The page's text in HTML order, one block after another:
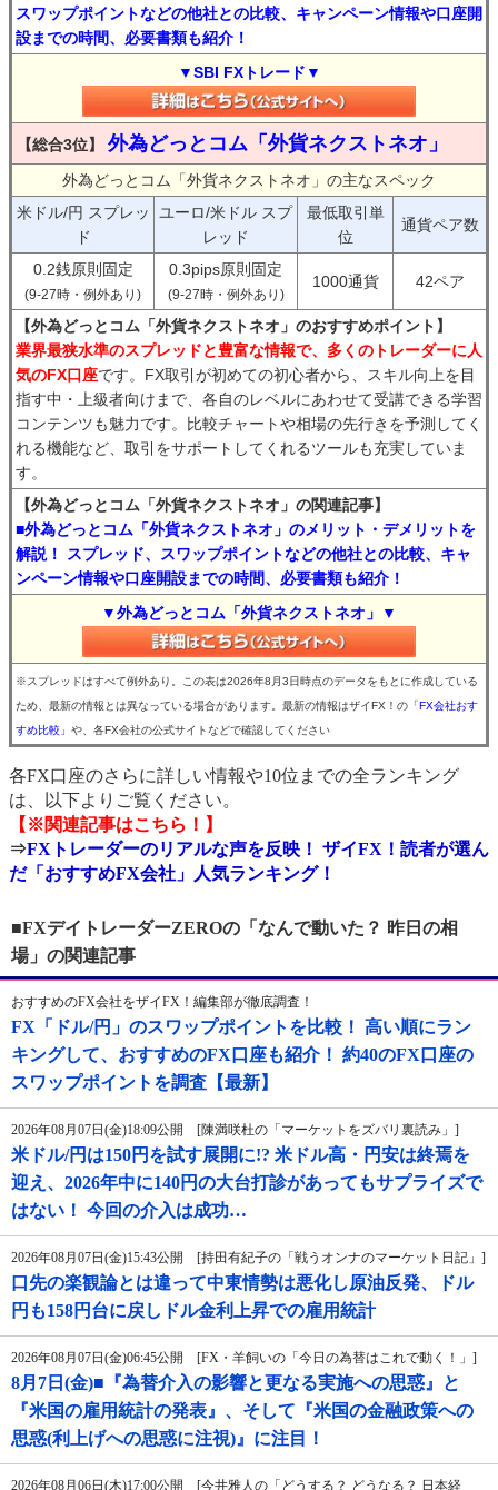
スワップポイントなどの他社との比較、キャンペーン情報や口座開
設までの時間、必要書類も紹介！
▼SBI FXトレード▼
【総合3位】 外為どっとコム「外貨ネクストネオ」
外為どっとコム「外貨ネクストネオ」の主なスペック
米ドル/円 スプレッ
ド
ユーロ/米ドル スプ
レッド
最低取引単
位
通貨ペア数
0.2銭原則固定
(9-27時・例外あり)
0.3pips原則固定
(9-27時・例外あり)
1000通貨 42ペア
【外為どっとコム「外貨ネクストネオ」のおすすめポイント】
業界最狭水準のスプレッドと豊富な情報で、多くのトレーダーに人
気のFX口座です。FX取引が初めての初心者から、スキル向上を目
指す中・上級者向けまで、各自のレベルにあわせて受講できる学習
コンテンツも魅力です。比較チャートや相場の先行きを予測してく
れる機能など、取引をサポートしてくれるツールも充実していま
す。
【外為どっとコム「外貨ネクストネオ」の関連記事】
■外為どっとコム「外貨ネクストネオ」のメリット・デメリットを
解説！ スプレッド、スワップポイントなどの他社との比較、キャ
ンペーン情報や口座開設までの時間、必要書類も紹介！
▼外為どっとコム「外貨ネクストネオ」▼
※スプレッドはすべて例外あり。この表は2026年8月3日時点のデータをもとに作成している
ため、最新の情報とは異なっている場合があります。最新の情報はザイFX！の 「FX会社おす
すめ比較」 や、各FX会社の公式サイトなどで確認してください
各FX口座のさらに詳しい情報や10位までの全ランキング
は、以下よりご覧ください。
【※関連記事はこちら！】
⇒FXトレーダーのリアルな声を反映！ ザイFX！読者が選ん
だ「おすすめFX会社」人気ランキング！
■FXデイトレーダーZEROの「なんで動いた？ 昨日の相
場」の関連記事
おすすめのFX会社をザイFX！編集部が徹底調査！
FX「ドル/円」のスワップポイントを比較！ 高い順にラン
キングして、おすすめのFX口座も紹介！ 約40のFX口座の
スワップポイントを調査【最新】
2026年08月07日(金)18:09公開 [陳満咲杜の「マーケットをズバリ裏読み」]
米ドル/円は150円を試す展開に!? 米ドル高・円安は終焉を
迎え、2026年中に140円の大台打診があってもサプライズで
はない！ 今回の介入は成功…
2026年08月07日(金)15:43公開 [持田有紀子の「戦うオンナのマーケット日記」]
口先の楽観論とは違って中東情勢は悪化し原油反発、ドル
円も158円台に戻しドル金利上昇での雇用統計
2026年08月07日(金)06:45公開 [FX・羊飼いの「今日の為替はこれで動く！」]
8月7日(金)■『為替介入の影響と更なる実施への思惑』と
『米国の雇用統計の発表』、そして『米国の金融政策への
思惑(利上げへの思惑に注視)』に注目！
2026年08月06日(木)17:00公開 [今井雅人の「どうする？ どうなる？ 日本経